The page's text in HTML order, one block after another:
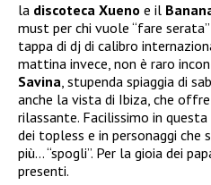
la discoteca Xueno e il
must per chi vuole “fare
tappa di dj di calibro
mattina invece, non è raro
Savina , stupenda spiaggia di
anche la vista di Ibiza, che
rilassante. Facilissimo in
dei topless e in personaggi che
più… “spogli”. Per la gioia dei
presenti.